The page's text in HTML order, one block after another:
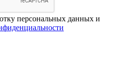
персональных данных и